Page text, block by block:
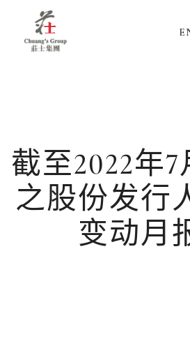
截至2022年7
之股份发行
变动月